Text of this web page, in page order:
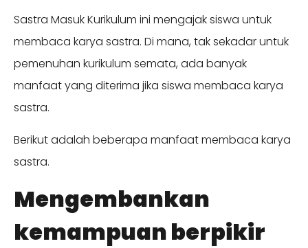
Sastra Masuk Kurikulum ini mengajak siswa untuk
membaca karya sastra. Di mana, tak sekadar untuk
pemenuhan kurikulum semata, ada banyak
manfaat yang diterima jika siswa membaca karya
sastra.
Berikut adalah beberapa manfaat membaca karya
sastra.
Mengembankan
kemampuan berpikir